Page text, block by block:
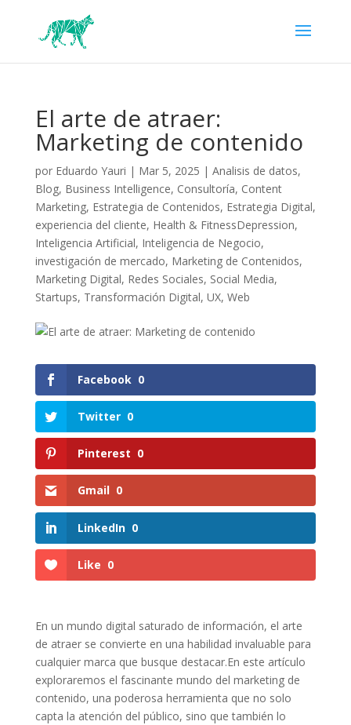
El arte de atraer:
Marketing de contenido
por Eduardo Yauri | Mar 5, 2025 | Analisis de datos,
Blog, Business Intelligence, Consultoría, Content
Marketing, Estrategia de Contenidos, Estrategia Digital,
experiencia del cliente, Health & FitnessDepression,
Inteligencia Artificial, Inteligencia de Negocio,
investigación de mercado, Marketing de Contenidos,
Marketing Digital, Redes Sociales, Social Media,
Startups, Transformación Digital, UX, Web
Facebook 0
Twitter 0
Pinterest 0
Gmail 0
LinkedIn 0
Like 0
En ⁤un mundo digital saturado de información, ‌el arte
de atraer ‌se convierte⁤ en una habilidad invaluable ‌para
cualquier‍ marca que busque ‌destacar.En⁤ este artículo
exploraremos el fascinante mundo del marketing de
contenido, una ⁢poderosa herramienta que no solo
capta la atención del público, sino que también lo